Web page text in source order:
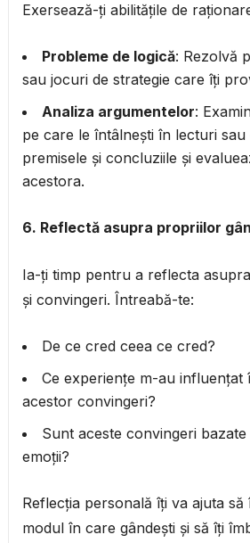
Exersează-ți abilitățile de
Probleme de logică: Rezolvă
sau jocuri de strategie care îți
Analiza argumentelor:
pe care le întâlnești în lecturi sau
premisele și concluziile și
acestora.
6. Reflectă asupra propriilor
Ia-ți timp pentru a reflecta
și convingeri. Întreabă-te:
De ce cred ceea ce cred?
Ce experiențe m-au influențat
acestor convingeri?
Sunt aceste convingeri
emoții?
Reflecția personală îți va ajuta să
modul în care gândești și să îți